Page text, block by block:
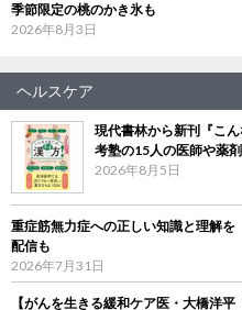
季節限定の桃のかき氷も
2026年8月3日
ヘルスケア
現代書林から新刊『こ
考塾の15人の医師や薬
2026年8月5日
重症筋無力症への正しい知識と理解
配信も
2026年7月31日
【がんを生きる緩和ケア医・大橋洋